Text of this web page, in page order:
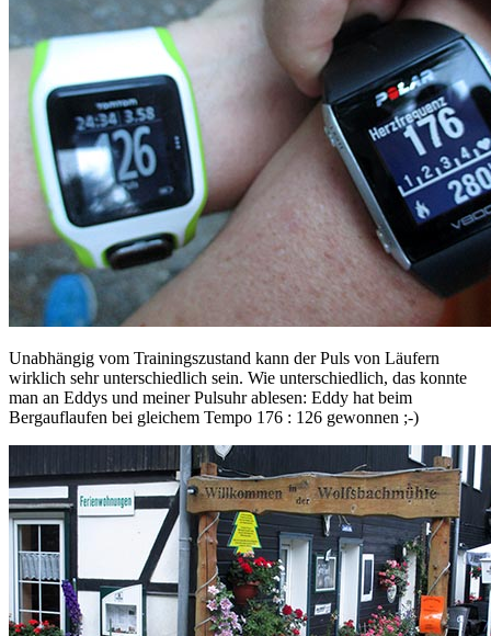
Unabhängig vom Trainingszustand kann der Puls von Läufern
wirklich sehr unterschiedlich sein. Wie unterschiedlich, das konnte
man an Eddys und meiner Pulsuhr ablesen: Eddy hat beim
Bergauflaufen bei gleichem Tempo 176 : 126 gewonnen ;-)